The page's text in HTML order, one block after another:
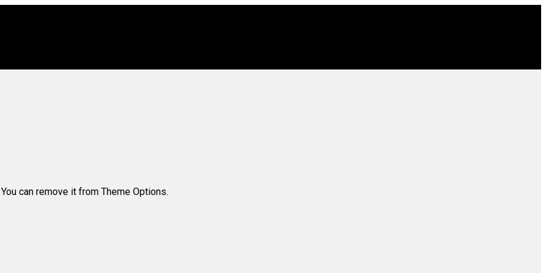
can remove it from Theme Options.